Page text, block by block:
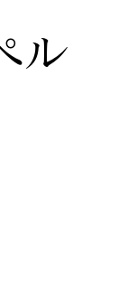
ル